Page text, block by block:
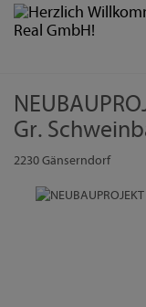
Gr.
2230 Gänserndorf